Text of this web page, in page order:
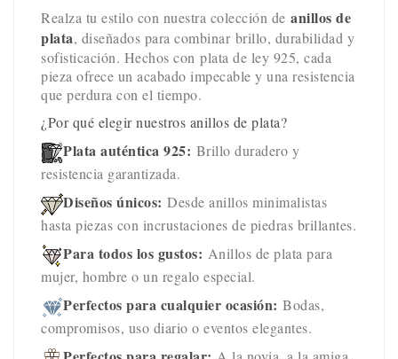
Realza tu estilo con nuestra colección de anillos de
plata, diseñados para combinar brillo, durabilidad y
sofisticación. Hechos con plata de ley 925, cada
pieza ofrece un acabado impecable y una resistencia
que perdura con el tiempo.
¿Por qué elegir nuestros anillos de plata?
Plata auténtica 925: Brillo duradero y
resistencia garantizada.
Diseños únicos: Desde anillos minimalistas
hasta piezas con incrustaciones de piedras brillantes.
Para todos los gustos: Anillos de plata para
mujer, hombre o un regalo especial.
Perfectos para cualquier ocasión: Bodas,
compromisos, uso diario o eventos elegantes.